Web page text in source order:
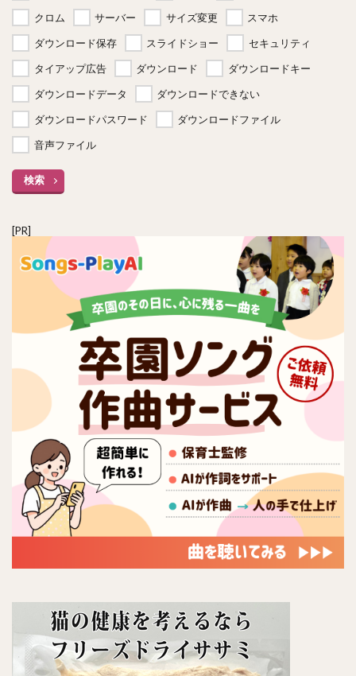
クロム
サーバー サイズ変更
スマホ
ダウンロード保存
スライドショー
セキュリティ
タイアップ広告
ダウンロード
ダウンロードキー
ダウンロードデータ
ダウンロードできない
ダウンロードパスワード
ダウンロードファイル
音声ファイル
検索
[PR]